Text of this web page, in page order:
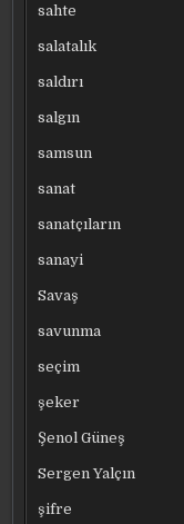
sahte
salatalık
saldırı
salgın
samsun
sanat
sanatçıların
sanayi
Savaş
savunma
seçim
şeker
Şenol Güneş
Sergen Yalçın
şifre